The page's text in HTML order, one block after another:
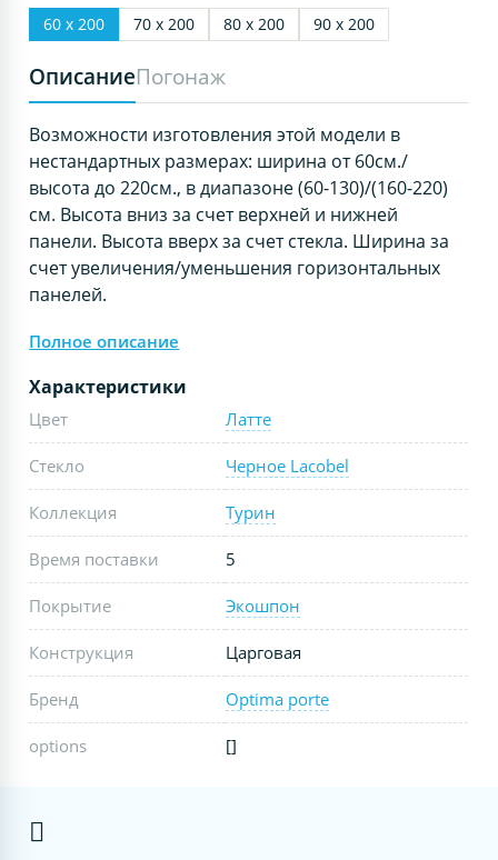
60 х 200 70 х 200 80 х 200 90 х 200
ОписаниеПогонаж
Возможности изготовления этой модели в
нестандартных размерах: ширина от 60см./
высота до 220см., в диапазоне (60-130)/(160-220)
см. Высота вниз за счет верхней и нижней
панели. Высота вверх за счет стекла. Ширина за
счет увеличения/уменьшения горизонтальных
панелей.
Полное описание
Характеристики
Цвет Латте
Стекло Черное Lacobel
Коллекция Турин
Время поставки 5
Покрытие Экошпон
Конструкция Царговая
Бренд Optima porte
options []